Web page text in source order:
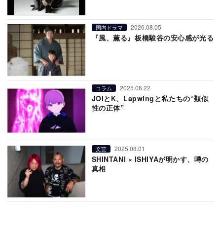
国内ドラマ 2026.08.05
『風、薫る』板橋駿谷の安心感が光る
コラム 2025.06.22
JOIとK、Lapwingと私たちの“類似
性の正体”
文芸 2025.08.01
SHINTANI × ISHIYAが明かす、噂の
真相